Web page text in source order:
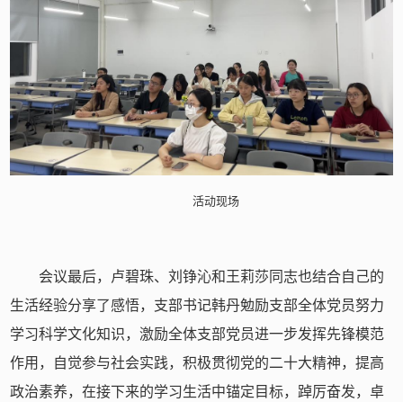
活动现场
会议最后，卢碧珠、刘铮沁和王莉莎同志也结合自己的
生活经验分享了感悟，支部书记韩丹勉励支部全体党员努力
学习科学文化知识，激励全体支部党员进一步发挥先锋模范
作用，自觉参与社会实践，积极贯彻党的二十大精神，提高
政治素养，在接下来的学习生活中锚定目标，踔厉奋发，卓